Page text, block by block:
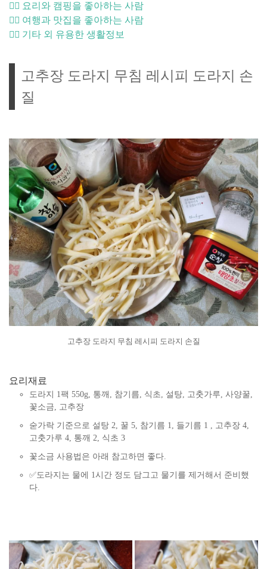
🙋‍♂️ 요리와 캠핑을 좋아하는 사람
🙋‍♀️ 여행과 맛집을 좋아하는 사람
🤹‍♀️ 기타 외 유용한 생활정보
고추장 도라지 무침 레시피 도라지 손
질
고추장 도라지 무침 레시피 도라지 손질
요리재료
도라지 1팩 550g, 통깨, 참기름, 식초, 설탕, 고춧가루, 사양꿀,
꽃소금, 고추장
숟가락 기준으로 설탕 2, 꿀 5, 참기름 1, 들기름 1 , 고추장 4,
고춧가루 4, 통깨 2, 식초 3
꽃소금 사용법은 아래 참고하면 좋다.
✅도라지는 물에 1시간 정도 담그고 물기를 제거해서 준비했
다.